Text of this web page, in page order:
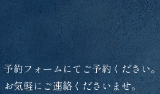
約フォームにてご予約ください。
気軽にご連絡くださいませ。